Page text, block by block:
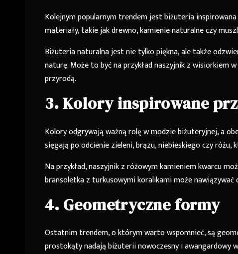
Kolejnym popularnym trendem jest biżuteria
materiały, takie jak drewno, kamienie naturalne czy
Biżuteria naturalna jest nie tylko piękna, ale także
naturę. Może to być na przykład naszyjnik z wisiorkiem
przyrodą.
3. Kolory inspirowane
Kolory odgrywają ważną rolę w modzie biżuteryjnej, a
sięgają po odcienie zieleni, brązu, niebieskiego czy
Na przykład, naszyjnik z różowym kamieniem kwarcu
bransoletka z turkusowymi koralikami może
4. Geometryczne formy
Ostatnim trendem, o którym warto wspomnieć, są
prostokąty nadają biżuterii nowoczesny i awangardowy